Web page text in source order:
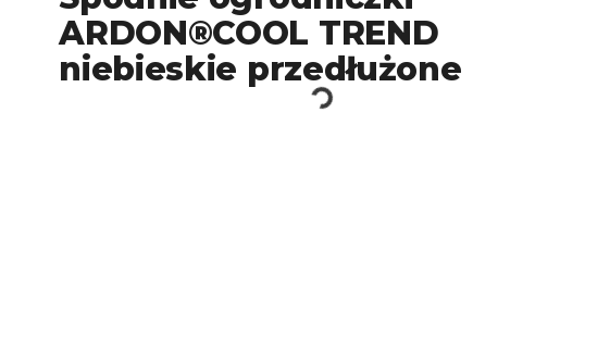
ARDON®COOL TREND
niebieskie przedłużone